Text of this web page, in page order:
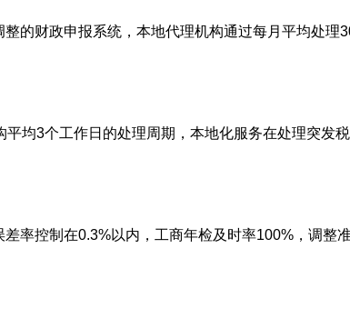
的财政申报系统，本地代理机构通过每月平均处
均3个工作日的处理周期，本地化服务在处理突发
率控制在0.3%以内，工商年检及时率100%，调整